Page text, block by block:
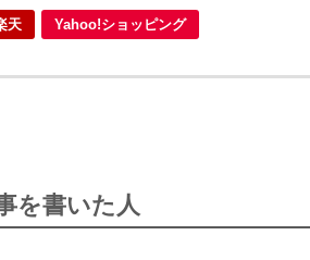
Suns
天 Yahoo!ショッピング
を書いた人